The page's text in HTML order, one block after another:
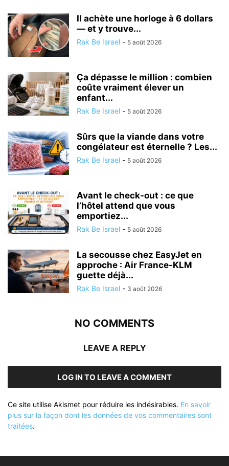
Il achète une horloge à 6 dollars
— et y trouve...
Rak Be Israel - 5 août 2026
Ça dépasse le million : combien
coûte vraiment élever un
enfant...
Rak Be Israel - 5 août 2026
Sûrs que la viande dans votre
congélateur est éternelle ? Les...
Rak Be Israel - 5 août 2026
Avant le check-out : ce que
l’hôtel attend que vous
emportiez...
Rak Be Israel - 5 août 2026
La secousse chez EasyJet en
approche : Air France-KLM
guette déjà...
Rak Be Israel - 3 août 2026
NO COMMENTS
LEAVE A REPLY
LOG IN TO LEAVE A COMMENT
Ce site utilise Akismet pour réduire les indésirables. En savoir
plus sur la façon dont les données de vos commentaires sont
traitées.